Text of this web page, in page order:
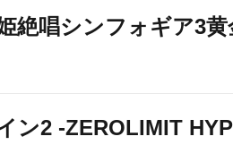
絶唱シンフォギア3黄
ン2 -ZEROLIMIT